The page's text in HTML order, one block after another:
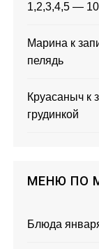
1,2,3,4,5 — 10
Марина к
пелядь
Круасаныч к
грудинкой
МЕНЮ ПО
Блюда